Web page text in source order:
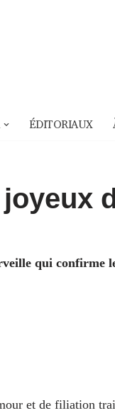
ÉDITORIAUX
joyeux
qui confirme
et de filiation